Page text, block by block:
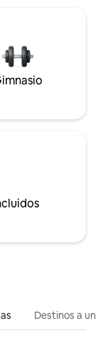
Destinos a un